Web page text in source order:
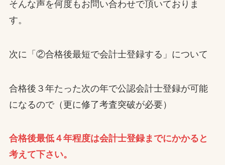
そんな声を何度もお問い合わせで頂いておりま
す。
次に「②合格後最短で会計士登録する」について
合格後３年たった次の年で公認会計士登録が可能
になるので（更に修了考査突破が必要）
合格後最低４年程度は会計士登録までにかかると
考えて下さい。